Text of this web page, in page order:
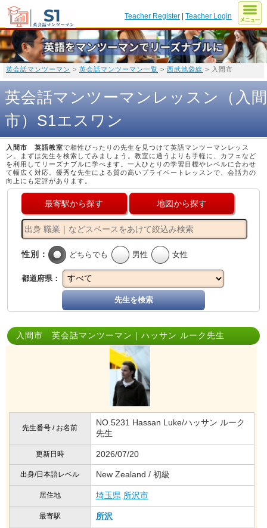
Teacher Register |Teacher Login
英会話マンツーマン > 英会話マンツーマン一覧 > 西武池袋線 > 入間市
英会話マンツーマンレッスン（入間
市）S1エスワン
入間市 英語教室で相性ぴったりの先生を見つけて英語マンツーマンレッス
ン。まずは先生を検索してみましょう。教室に通うよりも手軽に、カフェなど
を利用してリーズナブルに学べます。一人ひとりの学習目標やレベルに合わせ
て幅広く対応。優秀な先生による質の高いプライベートレッスンで、会話力の
向上にも定評があります。
最寄駅から探す 地図から探す
性別： どちらでも 男性 女性
都道府県：
先生を検索
入間市 英会話マンツーマン｜ハッサン ルーク先生
先生番号 / お名前
NO.5231 Hassan Luke/ハッサン ルーク
先生
更新日時 2026/07/20
出身/日本語レベル New Zealand / 初級
居住地 埼玉県 所沢市
最寄駅 所沢